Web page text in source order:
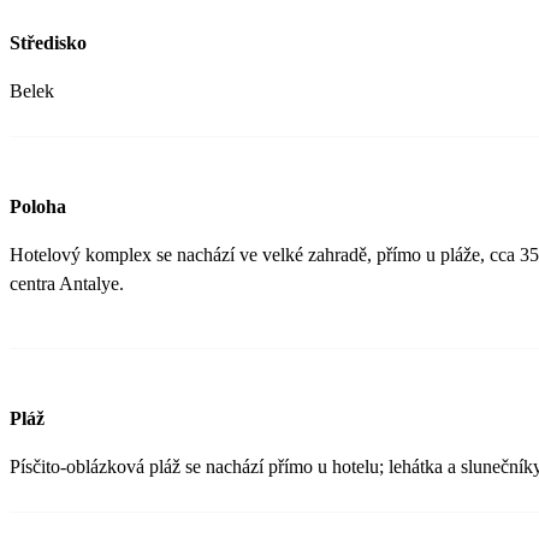
Středisko
Belek
Poloha
Hotelový komplex se nachází ve velké zahradě, přímo u pláže, cca
centra Antalye.
Pláž
Písčito-oblázková pláž se nachází přímo u hotelu; lehátka a